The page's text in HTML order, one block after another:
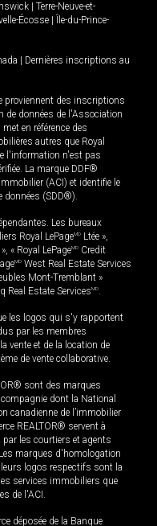
Terre-Neuve-et-
Écosse
Île-du-Prince-
Dernières inscriptions au
proviennent des inscriptions
de données de l'Association
en référence des
autres que Royal
l'information n'est pas
La marque DDF®
(ACI) et identifie le
données (SDD®).
Les bureaux
Royal LePageMD Ltée »,
», « Royal LePageMD Credit
MD West Real Estate Services
Mont-Tremblant »
Real Estate ServicesMD.
les logos qui s'y rapportent
par les membres
vente et de la location de
de vente collaborative.
sont des marques
dont la National
canadienne de l’immobilier
REALTOR® servent à
les courtiers et agents
marques d'homologation
logos respectifs sont la
services immobiliers que
de l'ACI.
déposée de la Banque